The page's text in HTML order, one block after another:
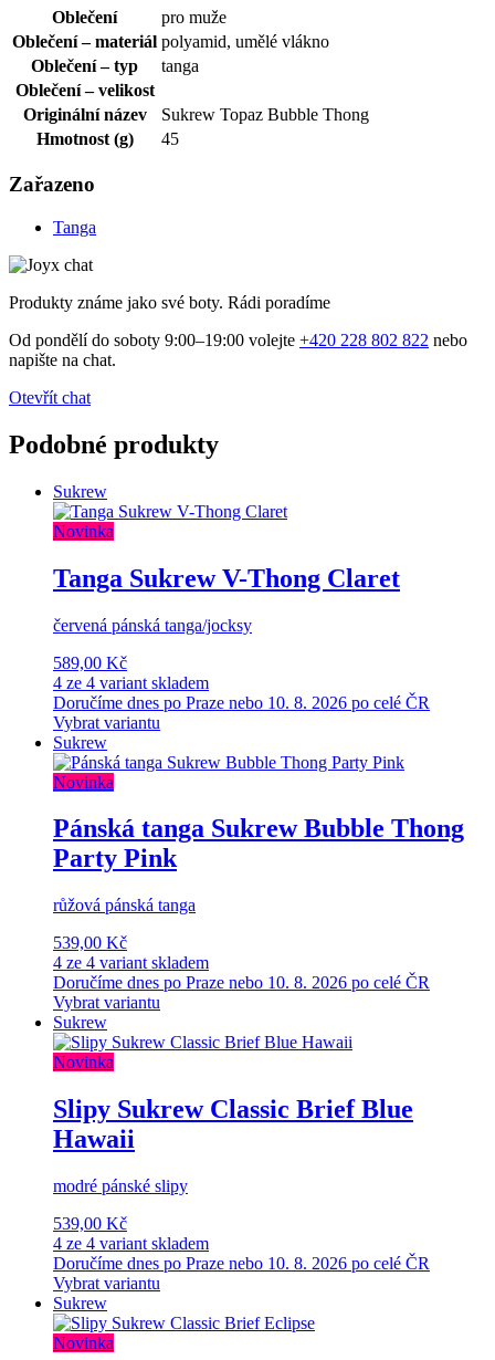
Oblečení
pro muže
Oblečení – materiál polyamid, umělé vlákno
Oblečení – typ
tanga
Oblečení – velikost
Originální název
Sukrew Topaz Bubble Thong
Hmotnost (g)
45
Zařazeno
Tanga
Produkty známe jako své boty. Rádi poradíme
Od pondělí do soboty 9:00–19:00 volejte +420 228 802 822 nebo
napište na chat.
Otevřít chat
Podobné produkty
Sukrew
Novinka
Tanga Sukrew V-Thong Claret
červená pánská tanga/jocksy
589,00 Kč
4 ze 4 variant skladem
Doručíme dnes po Praze nebo 10. 8. 2026 po celé ČR
Vybrat variantu
Sukrew
Novinka
Pánská tanga Sukrew Bubble Thong
Party Pink
růžová pánská tanga
539,00 Kč
4 ze 4 variant skladem
Doručíme dnes po Praze nebo 10. 8. 2026 po celé ČR
Vybrat variantu
Sukrew
Novinka
Slipy Sukrew Classic Brief Blue
Hawaii
modré pánské slipy
539,00 Kč
4 ze 4 variant skladem
Doručíme dnes po Praze nebo 10. 8. 2026 po celé ČR
Vybrat variantu
Sukrew
Novinka